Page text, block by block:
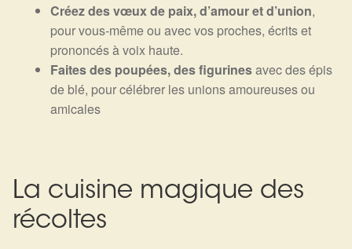
Créez des vœux de paix, d’amour et d’union,
pour vous-même ou avec vos proches, écrits et
prononcés à voix haute.
Faites des poupées, des figurinesavec des épis
de blé, pour célébrer les unions amoureuses ou
amicales
La cuisine magique des
récoltes